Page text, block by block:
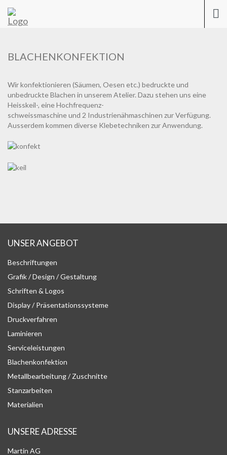
BLACHENKONFEKTION
Wir konfektionieren (Säumen, Oesen etc.) bedruckte und
unbedruckte Blachen in unserem Atelier. Dazu stehen uns eine
Heisskeil-, eine Hochfrequenz-
schweissmaschine und 2 Industrienähmaschinen zur Verfügung.
Ausserdem kommen diverse Klebetechniken zur Anwendung.
UNSER ANGEBOT
Beschriftungen
Grafik / Design / Gestaltung
Schriften & Logos
Display / Präsentationssysteme
Druckverfahren
Laminieren
Serviceleistungen
Blachenkonfektion
Metallbearbeitung / Zuschnitte
Stanzarbeiten
Materialien
UNSERE ADRESSE
Martin AG